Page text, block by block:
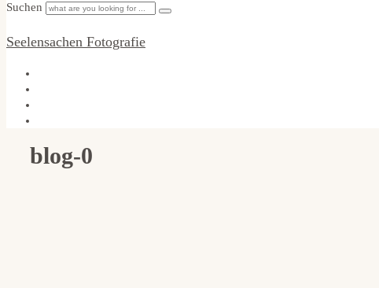
Suchen
Seelensachen Fotografie
blog-0